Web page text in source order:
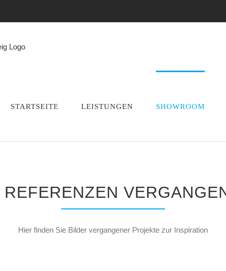
STARTSEITE LEISTUNGEN SHOWROOM
Hier finden Sie Bilder vergangener Projekte zur Inspiration